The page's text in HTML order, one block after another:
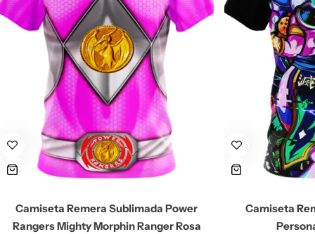
Camiseta Remera Sublimada Power
Rangers Mighty Morphin Ranger Rosa
Camiseta